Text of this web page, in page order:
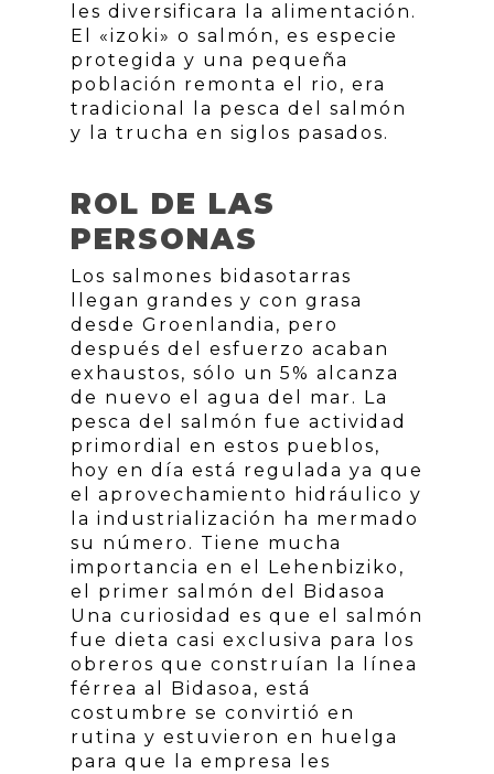
les diversificara la alimentación.
El «izoki» o salmón, es especie
protegida y una pequeña
población remonta el rio, era
tradicional la pesca del salmón
y la trucha en siglos pasados.
ROL DE LAS
PERSONAS
Los salmones bidasotarras
llegan grandes y con grasa
desde Groenlandia, pero
después del esfuerzo acaban
exhaustos, sólo un 5% alcanza
de nuevo el agua del mar. La
pesca del salmón fue actividad
primordial en estos pueblos,
hoy en día está regulada ya que
el aprovechamiento hidráulico y
la industrialización ha mermado
su número. Tiene mucha
importancia en el Lehenbiziko,
el primer salmón del Bidasoa
Una curiosidad es que el salmón
fue dieta casi exclusiva para los
obreros que construían la línea
férrea al Bidasoa, está
costumbre se convirtió en
rutina y estuvieron en huelga
para que la empresa les